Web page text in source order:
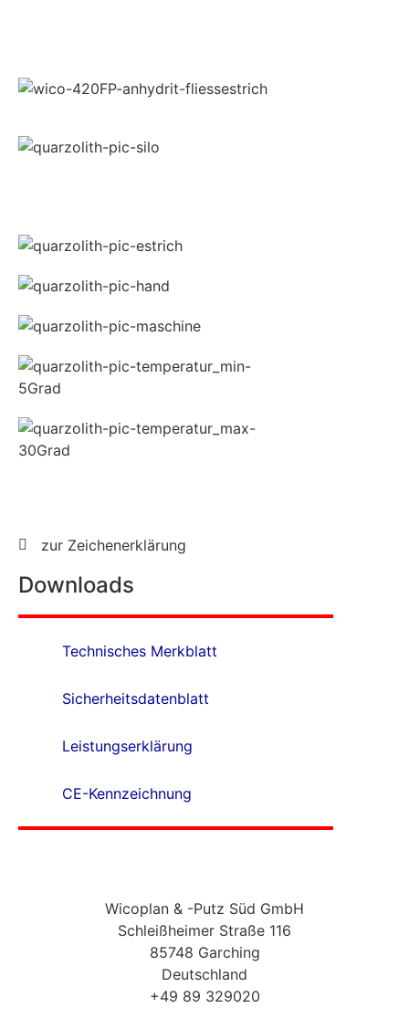
zur Zeichenerklärung
Downloads
Technisches Merkblatt
Sicherheitsdatenblatt
Leistungserklärung
CE-Kennzeichnung
Wicoplan & -Putz Süd GmbH
Schleißheimer Straße 116
85748 Garching
Deutschland
+49 89 329020